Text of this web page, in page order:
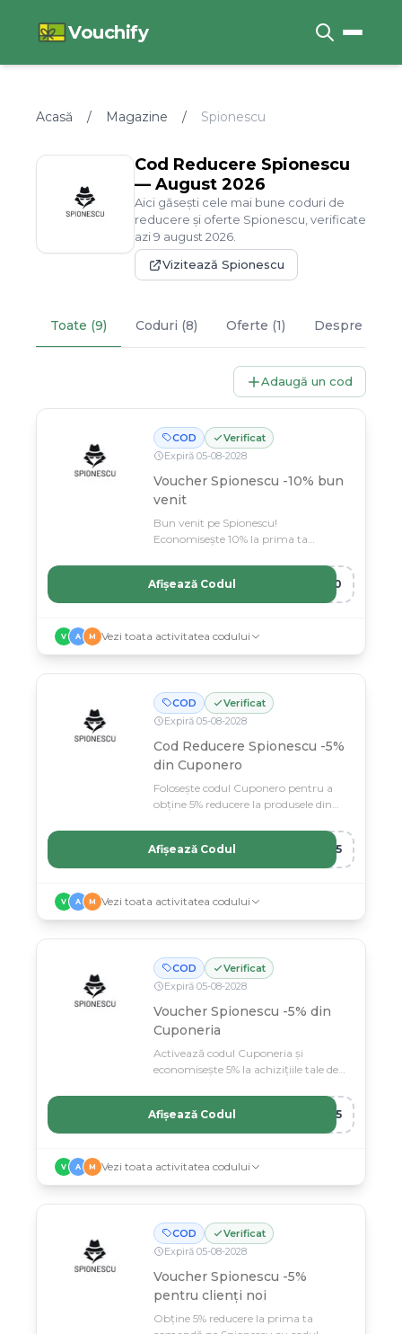
Vouchify
Acasă / Magazine / Spionescu
Cod Reducere Spionescu
— August 2026
Aici găsești cele mai bune coduri de
reducere și oferte Spionescu , verificate
azi9 august 2026
Vizitează Spionescu
Toate (9) Coduri (8) Oferte (1) Despre
Adaugă un cod
COD
Verificat
Expiră 05-08-2028
Voucher Spionescu -10% bun
venit
Bun venit pe Spionescu!
Economisește 10% la prima ta
T10
Afișează Codul
V A M Vezi toata activitatea codului
COD
Verificat
Expiră 05-08-2028
Cod Reducere Spionescu -5%
din Cuponero
Folosește codul Cuponero pentru a
obține 5% reducere la produsele din
RO5
Afișează Codul
V A M Vezi toata activitatea codului
COD
Verificat
Expiră 05-08-2028
Voucher Spionescu -5% din
Cuponeria
Activează codul Cuponeria și
economisește 5% la achizițiile tale de
IA5
Afișează Codul
V A M Vezi toata activitatea codului
COD
Verificat
Expiră 05-08-2028
Voucher Spionescu -5%
pentru clienți noi
Obține 5% reducere la prima ta